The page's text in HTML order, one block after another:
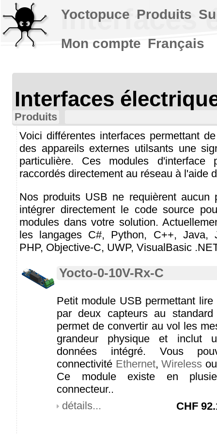
Interfaces
Interfaces
Produits
Voici différentes interfaces permettant
des appareils externes utilsants une
particulière. Ces modules d'interface
raccordés directement au réseau à l'aide
Nos produits USB ne requièrent aucun
intégrer directement le code source
modules dans votre solution.
les langages C#, Python, C++, Java,
PHP, Objective-C, UWP, VisualBasic
Yocto-0-10V-Rx-C
Petit module USB permettant
par deux capteurs au
permet de convertir au vol les
grandeur physique et inclut
données intégré. Vous
connectivité Ethernet,Wireless
Ce module existe en
connecteur..
détails...
CHF
Yoctopuce Produits
Mon compte Français